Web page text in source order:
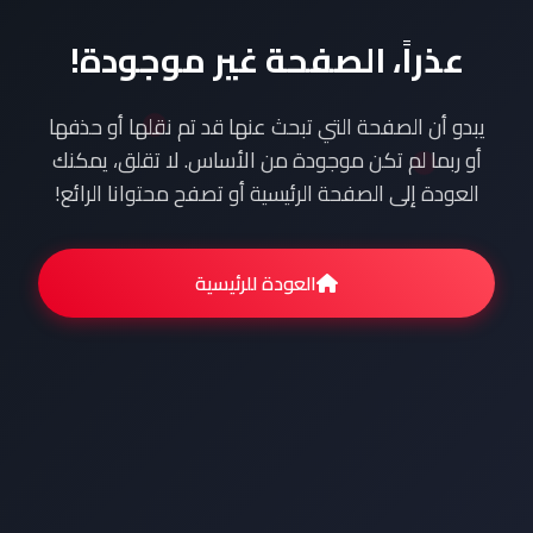
عذراً، الصفحة غير موجودة!
يبدو أن الصفحة التي تبحث عنها قد تم نقلها أو حذفها
أو ربما لم تكن موجودة من الأساس. لا تقلق، يمكنك
العودة إلى الصفحة الرئيسية أو تصفح محتوانا الرائع!
العودة للرئيسية